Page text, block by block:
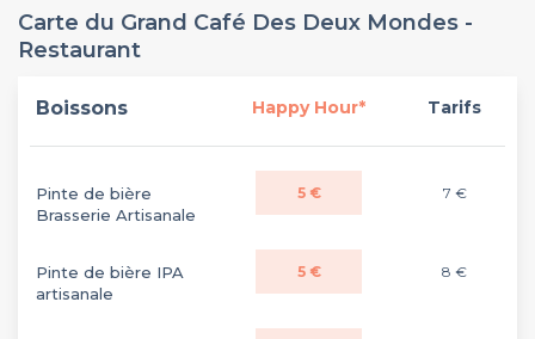
Carte du Grand Café Des Deux Mondes -
Restaurant
Boissons Happy Hour* Tarifs
Pinte de bière
Brasserie Artisanale
5 € 7 €
Pinte de bière IPA
artisanale
5 € 8 €